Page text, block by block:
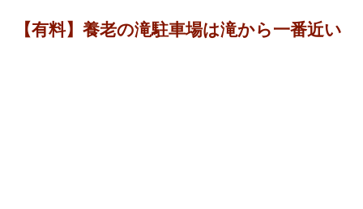
【有料】養老の滝駐車場は滝から一番近い